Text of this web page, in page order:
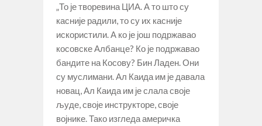
„То је творевина ЦИА. А то што су
касније радили, то су их касније
искористили. А ко је још подржавао
косовске Албанце? Ко је подржавао
бандите на Косову? Бин Ладен. Они
су муслимани. Ал Каида им је давала
новац, Ал Каида им је слала своје
људе, своје инструкторе, своје
војнике. Тако изгледа америчка